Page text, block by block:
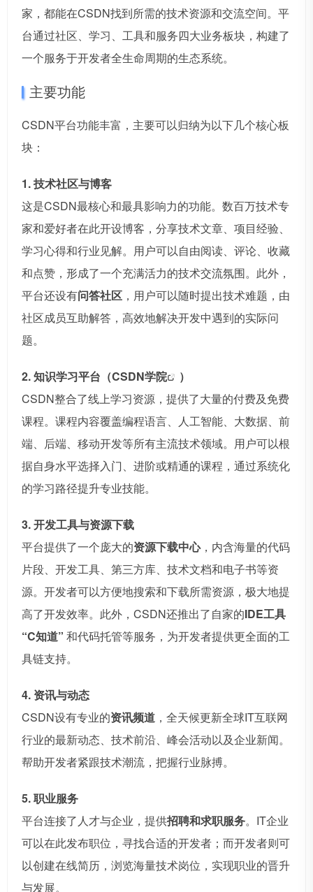
家，都能在CSDN找到所需的技术资源和交流空间。平
台通过社区、学习、工具和服务四大业务板块，构建了
一个服务于开发者全生命周期的生态系统。
主要功能
CSDN平台功能丰富，主要可以归纳为以下几个核心板
块：
1. 技术社区与博客
这是CSDN最核心和最具影响力的功能。数百万技术专
家和爱好者在此开设博客，分享技术文章、项目经验、
学习心得和行业见解。用户可以自由阅读、评论、收藏
和点赞，形成了一个充满活力的技术交流氛围。此外，
平台还设有问答社区 ，用户可以随时提出技术难题，由
社区成员互助解答，高效地解决开发中遇到的实际问
题。
2. 知识学习平台（CSDN学院
）
CSDN整合了线上学习资源，提供了大量的付费及免费
课程。课程内容覆盖编程语言、人工智能、大数据、前
端、后端、移动开发等所有主流技术领域。用户可以根
据自身水平选择入门、进阶或精通的课程，通过系统化
的学习路径提升专业技能。
3. 开发工具与资源下载
平台提供了一个庞大的资源下载中心，内含海量的代码
片段、开发工具、第三方库、技术文档和电子书等资
源。开发者可以方便地搜索和下载所需资源，极大地提
高了开发效率。此外，CSDN还推出了自家的IDE工具
“C知道” 和代码托管等服务，为开发者提供更全面的工
具链支持。
4. 资讯与动态
CSDN设有专业的资讯频道 ，全天候更新全球IT互联网
行业的最新动态、技术前沿、峰会活动以及企业新闻。
帮助开发者紧跟技术潮流，把握行业脉搏。
5. 职业服务
平台连接了人才与企业，提供招聘和求职服务。IT企业
可以在此发布职位，寻找合适的开发者；而开发者则可
以创建在线简历，浏览海量技术岗位，实现职业的晋升
与发展。